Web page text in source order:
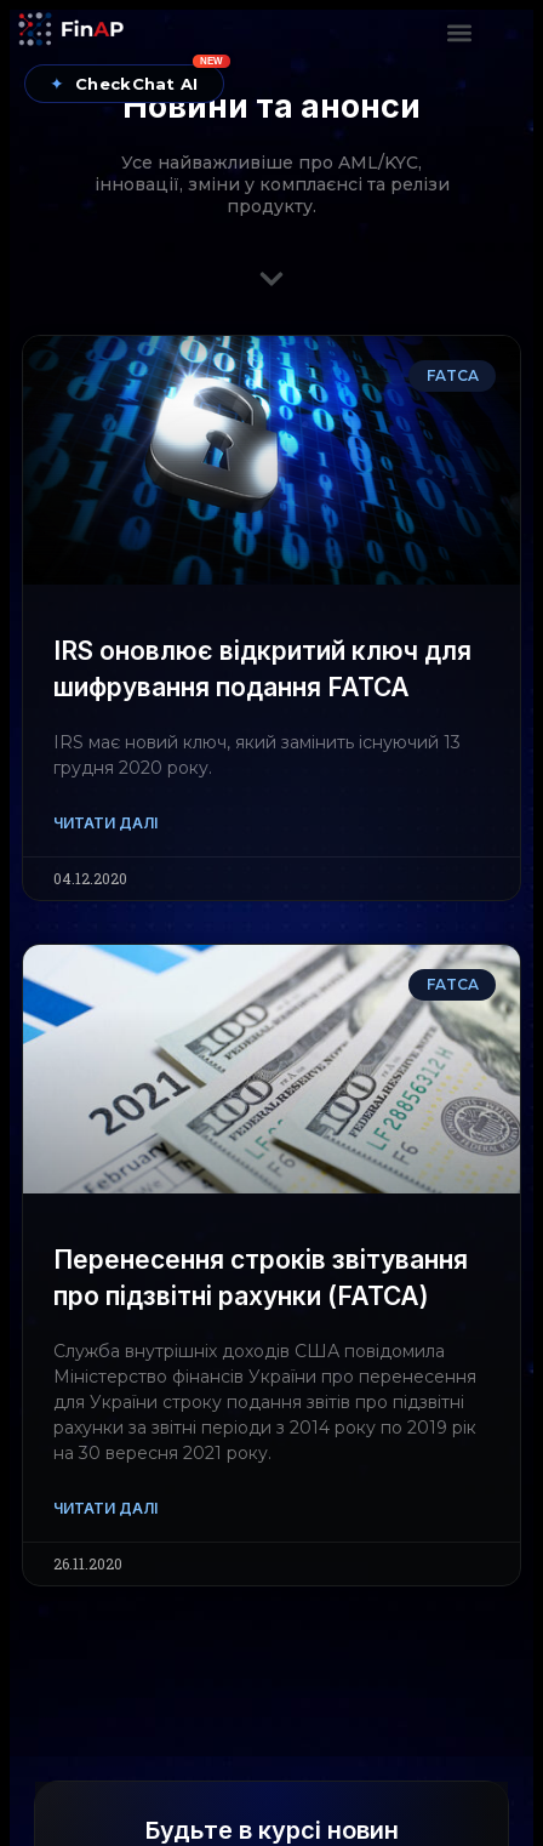
✦ CheckChat AI
NEW
Новини та анонси
Усе найважливіше про AML/KYC,
інновації, зміни у комплаєнсі та релізи
продукту.
FATCA
IRS оновлює відкритий ключ для
шифрування подання FATCA
IRS має новий ключ, який замінить існуючий 13
грудня 2020 року.
ЧИТАТИ ДАЛІ
04.12.2020
FATCA
Перенесення строків звітування
про підзвітні рахунки (FATCA)
Служба внутрішніх доходів США повідомила
Міністерство фінансів України про перенесення
для України строку подання звітів про підзвітні
рахунки за звітні періоди з 2014 року по 2019 рік
на 30 вересня 2021 року.
ЧИТАТИ ДАЛІ
26.11.2020
Будьте в курсі новин